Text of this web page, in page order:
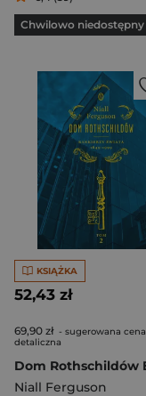
Chwilowo niedostępny
KSIĄŻKA
52,43 zł
69,90 zł - sugerowana cena
detaliczna
Niall Ferguson